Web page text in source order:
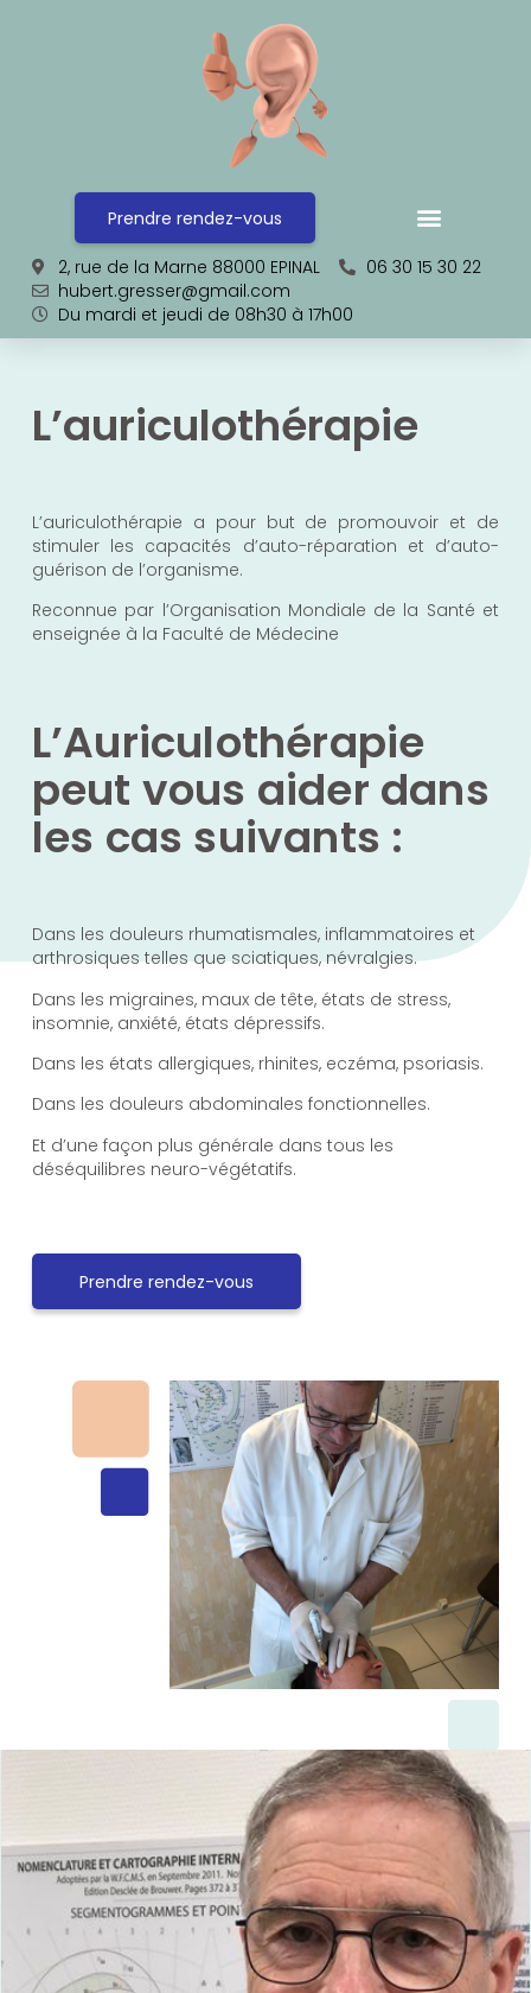
Prendre rendez-vous
2, rue de la Marne 88000 EPINAL
06 30 15 30 22
hubert.gresser@gmail.com
Du mardi et jeudi de 08h30 à 17h00
L’auriculothérapie
L’auriculothérapie a pour but de promouvoir et de
stimuler les capacités d’auto-réparation et d’auto-
guérison de l’organisme.
Reconnue par l’Organisation Mondiale de la Santé et
enseignée à la Faculté de Médecine
L’Auriculothérapie
peut vous aider dans
les cas suivants :
Dans les douleurs rhumatismales, inflammatoires et
arthrosiques telles que sciatiques, névralgies.
Dans les migraines, maux de tête, états de stress,
insomnie, anxiété, états dépressifs.
Dans les états allergiques, rhinites, eczéma, psoriasis.
Dans les douleurs abdominales fonctionnelles.
Et d’une façon plus générale dans tous les
déséquilibres neuro-végétatifs.
Prendre rendez-vous